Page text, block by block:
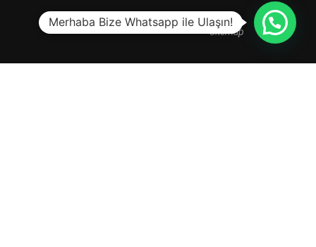
Sitemap
Merhaba Bize Whatsapp ile Ulaşın!